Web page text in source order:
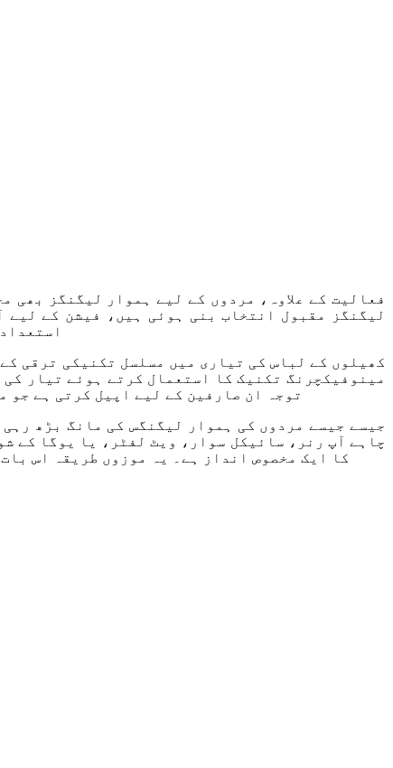
فعالیت کے علاوہ، مردوں کے لیے ہموار لیگنگز
لیگنگز مقبول انتخاب بنی ہوئی ہیں، فیشن کے
کھیلوں کے لباس کی تیاری میں مسلسل تکنیکی ترقی
مینوفیکچرنگ تکنیک کا استعمال کرتے ہوئے تیار
توجہ ان صارفین کے لیے اپیل کرتی ہے جو
جیسے جیسے مردوں کی ہموار لیگنگس کی مانگ بڑھ
چاہے آپ رنر، سائیکل سوار، ویٹ لفٹر، یا یوگا کے
کا ایک مخصوص انداز ہے۔ یہ موزوں طریقہ اس